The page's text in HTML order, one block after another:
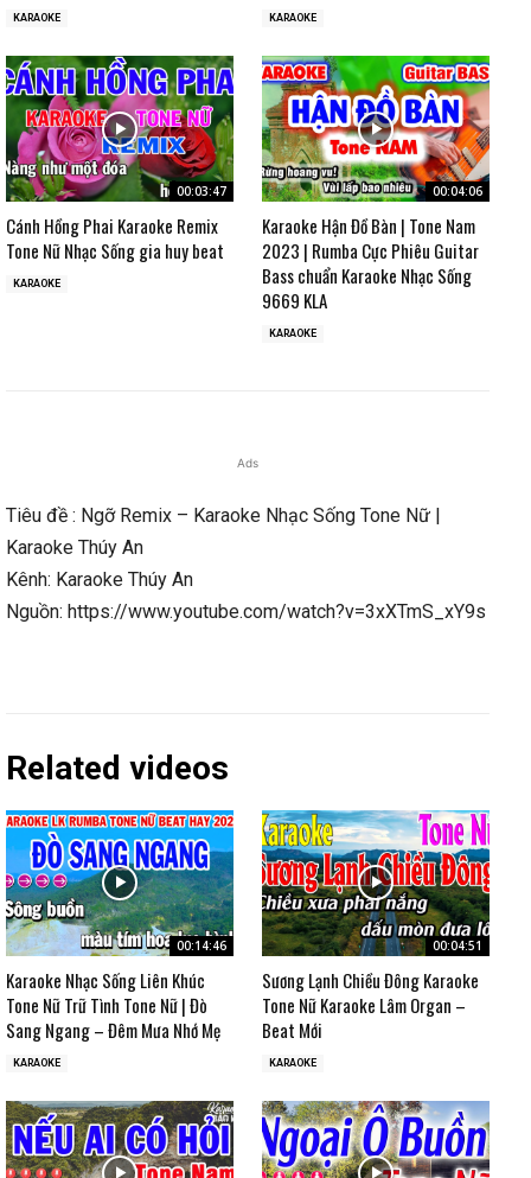
KARAOKE KARAOKE
00:03:47
Cánh Hồng Phai Karaoke Remix
Tone Nữ Nhạc Sống gia huy beat
KARAOKE
00:04:06
Karaoke Hận Đồ Bàn | Tone Nam
2023 | Rumba Cực Phiêu Guitar
Bass chuẩn Karaoke Nhạc Sống
9669 KLA
KARAOKE
Ads
Tiêu đề : Ngỡ Remix – Karaoke Nhạc Sống Tone Nữ |
Karaoke Thúy An
Kênh: Karaoke Thúy An
Nguồn: https://www.youtube.com/watch?v=3xXTmS_xY9s
Related videos
00:14:46
Karaoke Nhạc Sống Liên Khúc
Tone Nữ Trữ Tình Tone Nữ | Đò
Sang Ngang – Đêm Mưa Nhớ Mẹ
KARAOKE
00:04:51
Sương Lạnh Chiều Đông Karaoke
Tone Nữ Karaoke Lâm Organ –
Beat Mới
KARAOKE